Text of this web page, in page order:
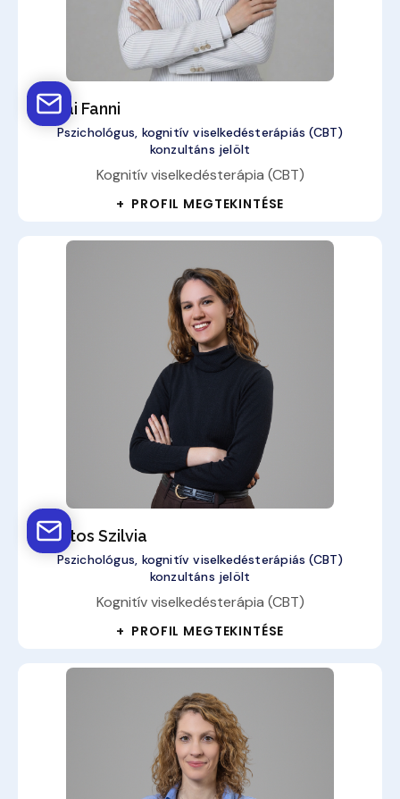
Szalai Fanni
Pszichológus, kognitív viselkedésterápiás (CBT)
konzultáns jelölt
Kognitív viselkedésterápia (CBT)
+ PROFIL MEGTEKINTÉSE
Lakatos Szilvia
Pszichológus, kognitív viselkedésterápiás (CBT)
konzultáns jelölt
Kognitív viselkedésterápia (CBT)
+ PROFIL MEGTEKINTÉSE